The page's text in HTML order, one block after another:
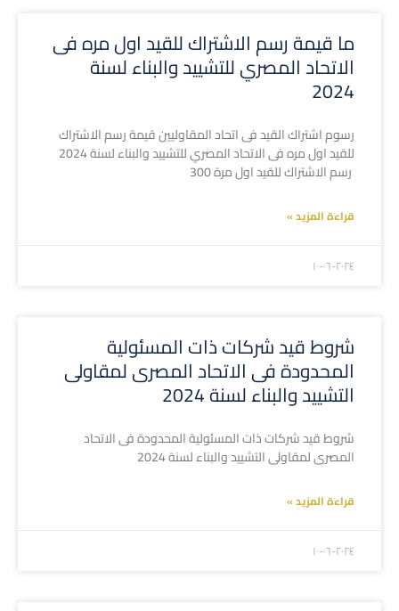
ما قيمة رسم الاشتراك للقيد اول مره فى
الاتحاد المصري للتشييد والبناء لسنة
2024
رسوم اشتراك القيد فى اتحاد المقاوليين قيمة رسم الاشتراك
رسم الاشتراك للقيد اول مرة 300
قراءة المزيد »
۲۰۲٤-۰٦-۱۰
شروط قيد شركات ذات المسئولية
المحدودة فى الاتحاد المصرى لمقاولى
التشييد والبناء لسنة 2024
شروط قيد شركات ذات المسئولية المحدودة فى الاتحاد
المصرى لمقاولى التشييد والبناء لسنة 2024
قراءة المزيد »
۲۰۲٤-۰٦-۱۰